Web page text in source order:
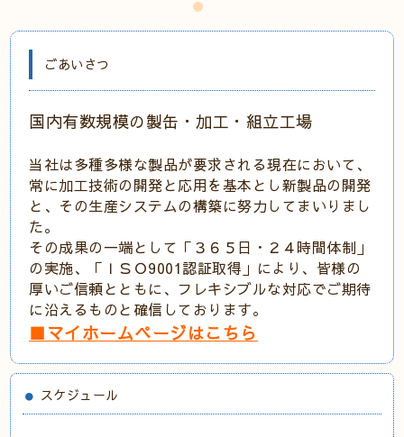
ごあいさつ
国内有数規模の製缶・加工・組立工場
当社は多種多様な製品が要求される現在において、
常に加工技術の開発と応用を基本とし新製品の開発
と、その生産システムの構築に努力してまいりまし
た。
その成果の一端として「３６５日・２４時間体制」
の実施、「ＩＳＯ9001認証取得」により、皆様の
厚いご信頼とともに、フレキシブルな対応でご期待
に沿えるものと確信しております。
■マイホームページはこちら
スケジュール